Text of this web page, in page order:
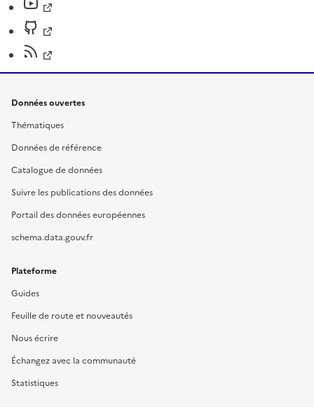
Données ouvertes
Thématiques
Données de référence
Catalogue de données
Suivre les publications des données
Portail des données européennes
schema.data.gouv.fr
Plateforme
Guides
Feuille de route et nouveautés
Nous écrire
Échangez avec la communauté
Statistiques